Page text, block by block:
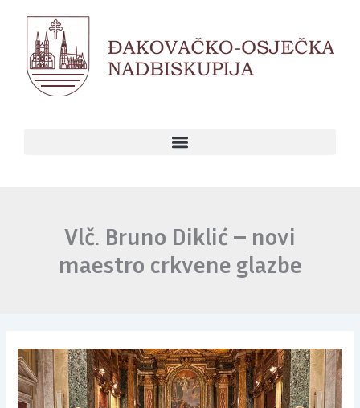
content
Vlč. Bruno Diklić – novi
maestro crkvene glazbe